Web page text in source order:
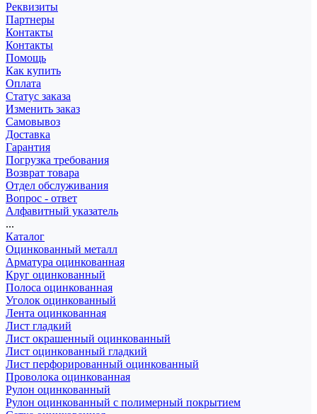
Реквизиты
Партнеры
Контакты
Контакты
Помощь
Как купить
Оплата
Статус заказа
Изменить заказ
Самовывоз
Доставка
Гарантия
Погрузка требования
Возврат товара
Отдел обслуживания
Вопрос - ответ
Алфавитный указатель
...
Каталог
Оцинкованный металл
Арматура оцинкованная
Круг оцинкованный
Полоса оцинкованная
Уголок оцинкованный
Лента оцинкованная
Лист гладкий
Лист окрашенный оцинкованный
Лист оцинкованный гладкий
Лист перфорированный оцинкованный
Проволока оцинкованная
Рулон оцинкованный
Рулон оцинкованный с полимерный покрытием